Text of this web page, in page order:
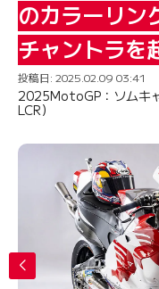
のカラーリン
チャントラを
投稿日: 2025.02.09 03:41
2025MotoGP：ソムキ
LCR）